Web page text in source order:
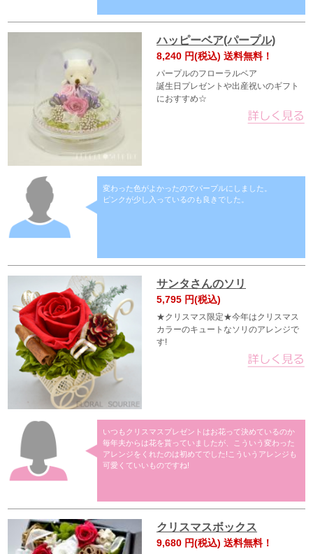
ハッピーベア(パープル)
8,240 円(税込) 送料無料！
パープルのフローラルベア
誕生日プレゼントや出産祝いのギフト
におすすめ☆
変わった色がよかったのでパープルにしました。
ピンクが少し入っているのも良きでした。
サンタさんのソリ
5,795 円(税込)
★クリスマス限定★今年はクリスマス
カラーのキュートなソリのアレンジで
す!
いつもクリスマスプレゼントはお花って決めているのか
毎年夫からは花を貰っていましたが、こういう変わった
アレンジをくれたのは初めてでした!こういうアレンジも
可愛くていいものですね!
クリスマスボックス
9,680 円(税込) 送料無料！